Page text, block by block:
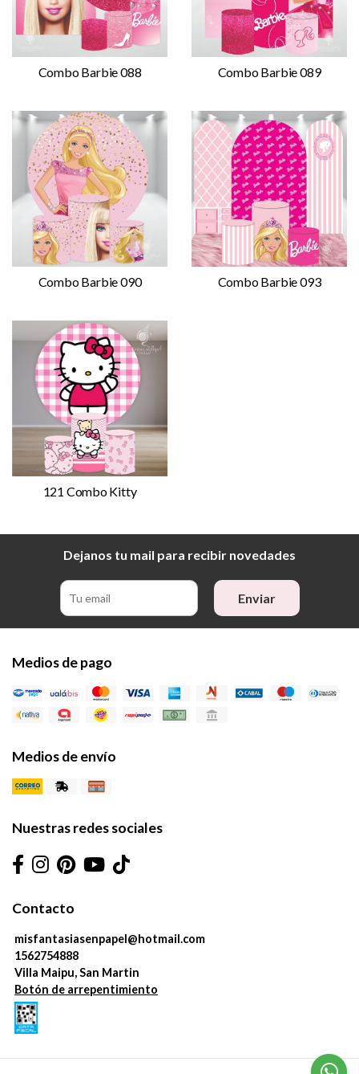
Combo Barbie 088 Combo Barbie 089
Combo Barbie 090 Combo Barbie 093
121 Combo Kitty
Dejanos tu mail para recibir novedades
Enviar
Medios de pago
Medios de envío
Nuestras redes sociales
Contacto
misfantasiasenpapel@hotmail.com
1562754888
Villa Maipu, San Martin
Botón de arrepentimiento